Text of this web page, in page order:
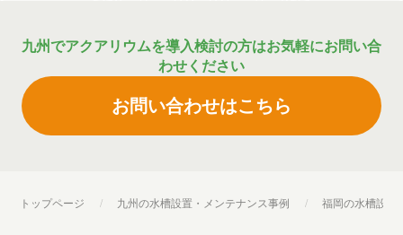
九州でアクアリウムを導入検討の方はお気軽にお問い合
わせください
お問い合わせはこちら
トップページ 九州の水槽設置・メンテナンス事例 福岡の水槽設置